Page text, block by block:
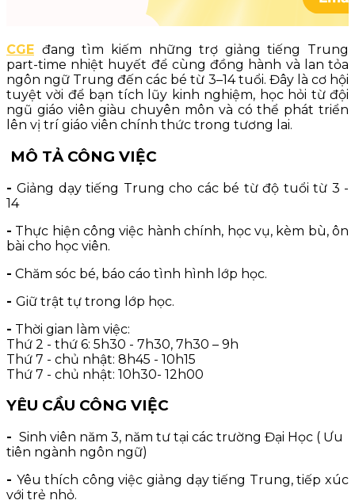
CGE đang tìm kiếm những trợ giảng tiếng Trung
part-time nhiệt huyết để cùng đồng hành và lan tỏa
ngôn ngữ Trung đến các bé từ 3–14 tuổi. Đây là cơ hội
tuyệt vời để bạn tích lũy kinh nghiệm, học hỏi từ đội
ngũ giáo viên giàu chuyên môn và có thể phát triển
lên vị trí giáo viên chính thức trong tương lai.
MÔ TẢ CÔNG VIỆC
-Giảng dạy tiếng Trung cho các bé từ độ tuổi từ 3 -
14
- Thực hiện công việc hành chính, học vụ, kèm bù, ôn
bài cho học viên.
- Chăm sóc bé, báo cáo tình hình lớp học.
- Giữ trật tự trong lớp học.
- Thời gian làm việc:
Thứ 2 - thứ 6: 5h30 - 7h30, 7h30 – 9h
Thứ 7 - chủ nhật: 8h45 - 10h15
Thứ 7 - chủ nhật: 10h30- 12h00
YÊU CẦU CÔNG VIỆC
- Sinh viên năm 3, năm tư tại các trường Đại Học ( Ưu
tiên ngành ngôn ngữ)
- Yêu thích công việc giảng dạy tiếng Trung, tiếp xúc
với trẻ nhỏ.